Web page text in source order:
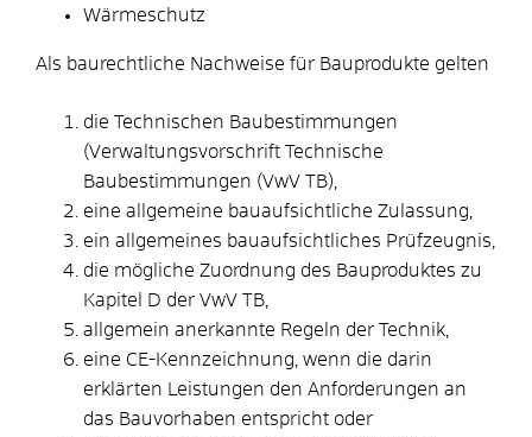
Wärmeschutz
Als baurechtliche Nachweise für Bauprodukte gelten
die Technischen Baubestimmungen
(Verwaltungsvorschrift Technische
Baubestimmungen (VwV TB),
eine allgemeine bauaufsichtliche Zulassung,
ein allgemeines bauaufsichtliches Prüfzeugnis,
die mögliche Zuordnung des Bauproduktes zu
Kapitel D der VwV TB,
allgemein anerkannte Regeln der Technik,
eine CE-Kennzeichnung, wenn die darin
erklärten Leistungen den Anforderungen an
das Bauvorhaben entspricht oder